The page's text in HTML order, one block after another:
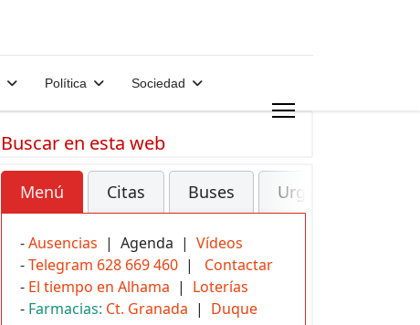
Política Sociedad
Buscar en esta web
Menú Citas Buses Urgencias
-Ausencias | Agenda | Vídeos
-Telegram 628 669 460 | Contactar
- El tiempo en Alhama | Loterías
- Farmacias: Ct. Granada | Duque